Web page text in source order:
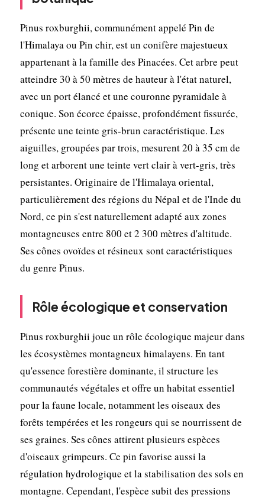
Pinus roxburghii, communément appelé Pin de
l'Himalaya ou Pin chir, est un conifère majestueux
appartenant à la famille des Pinacées. Cet arbre peut
atteindre 30 à 50 mètres de hauteur à l'état naturel,
avec un port élancé et une couronne pyramidale à
conique. Son écorce épaisse, profondément fissurée,
présente une teinte gris-brun caractéristique. Les
aiguilles, groupées par trois, mesurent 20 à 35 cm de
long et arborent une teinte vert clair à vert-gris, très
persistantes. Originaire de l'Himalaya oriental,
particulièrement des régions du Népal et de l'Inde du
Nord, ce pin s'est naturellement adapté aux zones
montagneuses entre 800 et 2 300 mètres d'altitude.
Ses cônes ovoïdes et résineux sont caractéristiques
du genre Pinus.
Rôle écologique et conservation
Pinus roxburghii joue un rôle écologique majeur dans
les écosystèmes montagneux himalayens. En tant
qu'essence forestière dominante, il structure les
communautés végétales et offre un habitat essentiel
pour la faune locale, notamment les oiseaux des
forêts tempérées et les rongeurs qui se nourrissent de
ses graines. Ses cônes attirent plusieurs espèces
d'oiseaux grimpeurs. Ce pin favorise aussi la
régulation hydrologique et la stabilisation des sols en
montagne. Cependant, l'espèce subit des pressions